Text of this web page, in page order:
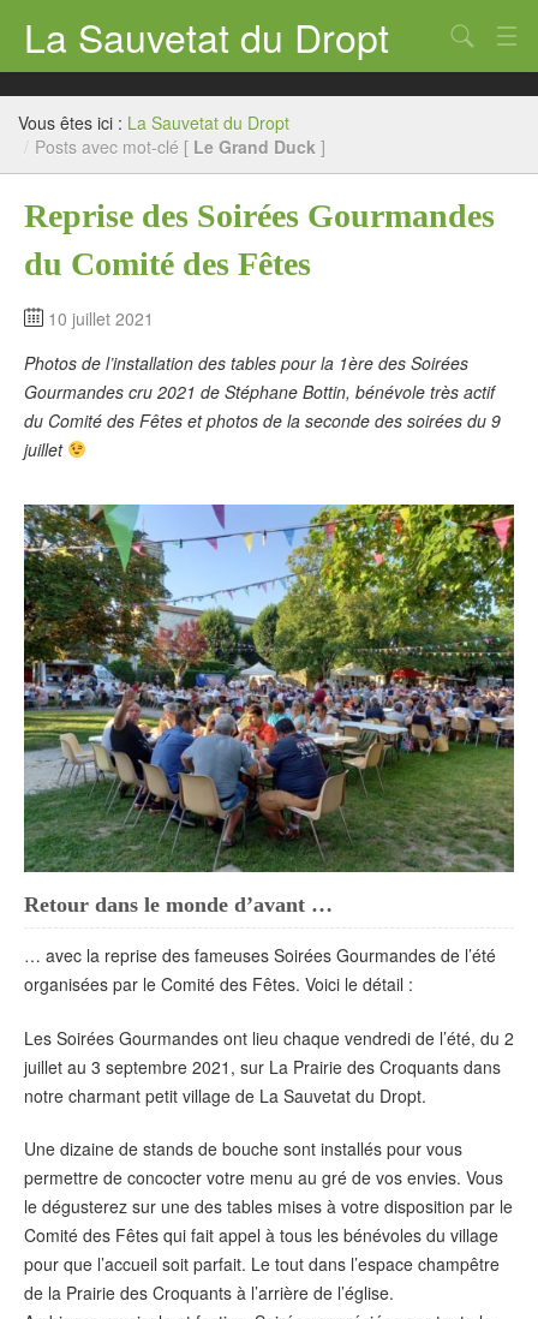
La Sauvetat du Dropt
Accueil
Mairie
Agenda 2026
Contact
Chercher
Vous êtes ici : La Sauvetat du Dropt
/ Posts avec mot-clé [ Le Grand Duck ]
Reprise des Soirées Gourmandes
du Comité des Fêtes
10 juillet 2021
Photos de l’installation des tables pour la 1ère des Soirées
Gourmandes cru 2021 de Stéphane Bottin, bénévole très actif
du Comité des Fêtes et photos de la seconde des soirées du 9
juillet
Retour dans le monde d’avant …
… avec la reprise des fameuses Soirées Gourmandes de l’été
organisées par le Comité des Fêtes. Voici le détail :
Les Soirées Gourmandes ont lieu chaque vendredi de l’été, du 2
juillet au 3 septembre 2021, sur La Prairie des Croquants dans
notre charmant petit village de La Sauvetat du Dropt.
Une dizaine de stands de bouche sont installés pour vous
permettre de concocter votre menu au gré de vos envies. Vous
le dégusterez sur une des tables mises à votre disposition par le
Comité des Fêtes qui fait appel à tous les bénévoles du village
pour que l’accueil soit parfait. Le tout dans l’espace champêtre
de la Prairie des Croquants à l’arrière de l’église.